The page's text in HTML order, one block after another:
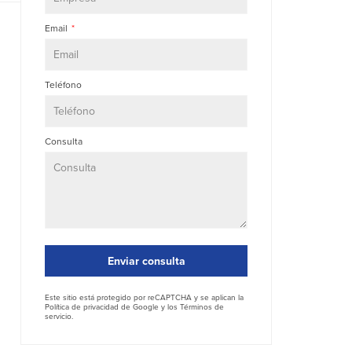
Email
Teléfono
Consulta
Este sitio está protegido por reCAPTCHA y se aplican la
Política de privacidad de Google y los Términos de
servicio.
Enviar consulta